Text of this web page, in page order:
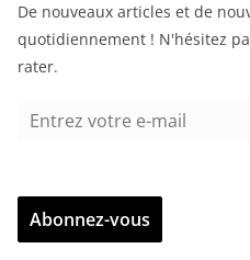
De nouveaux articles et de
quotidiennement ! N'hésitez
rater.
r
z
Abonnez-vous